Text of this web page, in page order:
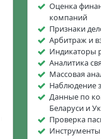
Оценка
компаний
Признаки
Арбитраж и
Индикаторы
Аналитика
Массовая
Наблюдение
Данные по
Беларуси и
Проверка